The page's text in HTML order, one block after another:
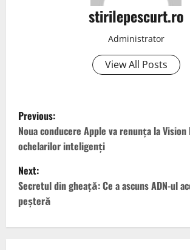
stirilepescurt.ro
Administrator
View All Posts
P
o
s
t
n
Previous:
Noua conducere Apple va renunța la
ochelarilor inteligenți
Next:
Secretul din gheață: Ce a ascuns ADN-ul
peșteră